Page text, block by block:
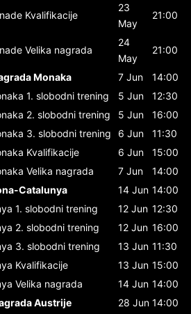
Kvalifikacije
23
May
21:00
Velika nagrada
24
May
21:00
Monaka 7 Jun
14:00
1. slobodni trening 5 Jun
12:30
2. slobodni trening 5 Jun
16:00
3. slobodni trening 6 Jun
11:30
Kvalifikacije 6 Jun
15:00
Velika nagrada 7 Jun
14:00
Catalunya
14 Jun 14:00
1. slobodni trening 12 Jun 12:30
2. slobodni trening 12 Jun 16:00
3. slobodni trening 13 Jun 11:30
Kvalifikacije 13 Jun 15:00
Velika nagrada 14 Jun 14:00
Austrije
28 Jun 14:00